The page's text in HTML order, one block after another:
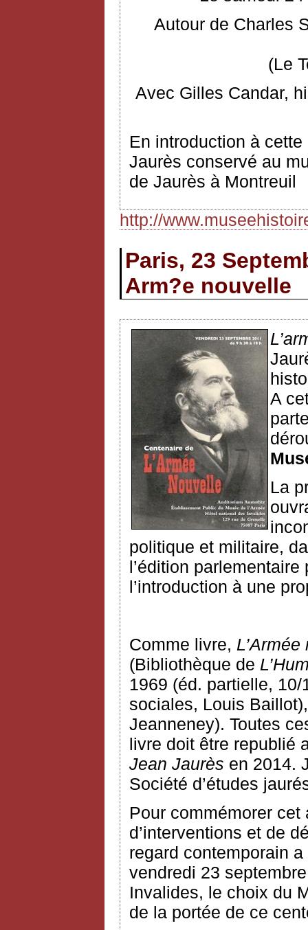
Autour de Charles
(Le
Avec Gilles Candar,
En introduction à
Jaurès conservé au
de Jaurès à Montreuil
http://
Paris, 23
Arm?e nouvelle
A
La
politique et militaire,
l’édition
l’introduction à une
Comme livre,
(Bibliothèque de
1969 (éd. partielle,
sociales, Louis
Jeanneney). Toutes
livre doit être republié
Jean Jaurès en 2014.
Société d’études
Pour commémorer cet
d’interventions et de
regard contemporain
vendredi 23
Invalides, le choix du
de la portée de ce